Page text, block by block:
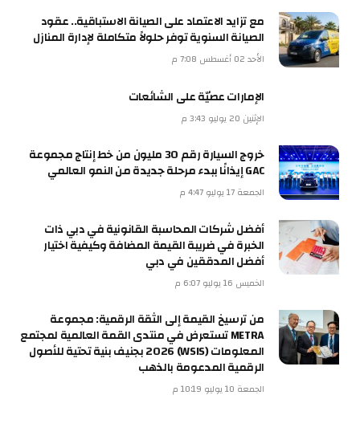
مع تزايد الاعتماد على الصيانة الاستباقية.. عقود
الصيانة السنوية توفر حلولاً متكاملة لإدارة المنازل
الأحد 02 أغسطس 7:08 م
الإمارات عصيّة على الشائعات
الإثنين 20 يوليو 3:43 م
خروج السيارة رقم 30 مليون من خط إنتاج مجموعة
GAC إيذانًا ببدء مرحلة جديدة من النمو العالمي
الجمعة 17 يوليو 4:47 م
أفضل شركات المحاسبة القانونية في دبي ذات
الخبرة في ضريبة القيمة المضافة وكيفية اختيار
أفضل المدققين في دبي
الخميس 16 يوليو 6:07 م
من ترسيخ القيمة إلى الثقة الرقمية: مجموعة
METRA تستعرض في منتدى القمة العالمية لمجتمع
المعلومات (WSIS) 2026 بجنيف بنية تحتية للأصول
الرقمية المدعومة بالذهب
الجمعة 10 يوليو 10:19 م